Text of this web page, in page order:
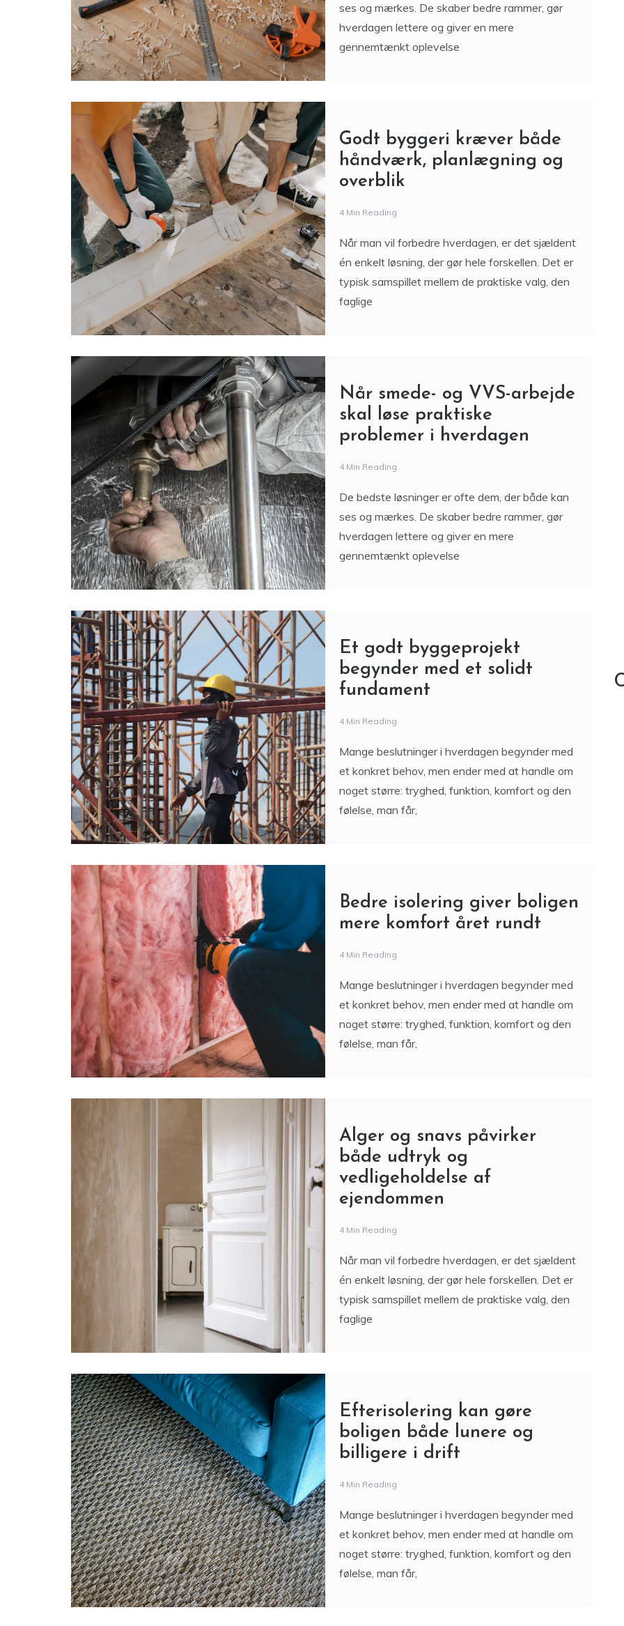
ses og mærkes. De skaber bedre rammer, gør
hverdagen lettere og giver en mere
gennemtænkt oplevelse
Godt byggeri kræver både
håndværk, planlægning og
overblik
4 Min Reading
Når man vil forbedre hverdagen, er det sjældent
én enkelt løsning, der gør hele forskellen. Det er
typisk samspillet mellem de praktiske valg, den
faglige
Når smede- og VVS-arbejde
skal løse praktiske
problemer i hverdagen
4 Min Reading
De bedste løsninger er ofte dem, der både kan
ses og mærkes. De skaber bedre rammer, gør
hverdagen lettere og giver en mere
gennemtænkt oplevelse
Et godt byggeprojekt
begynder med et solidt
fundament
4 Min Reading
Mange beslutninger i hverdagen begynder med
et konkret behov, men ender med at handle om
noget større: tryghed, funktion, komfort og den
følelse, man får,
Bedre isolering giver boligen
mere komfort året rundt
4 Min Reading
Mange beslutninger i hverdagen begynder med
et konkret behov, men ender med at handle om
noget større: tryghed, funktion, komfort og den
følelse, man får,
Alger og snavs påvirker
både udtryk og
vedligeholdelse af
ejendommen
4 Min Reading
Når man vil forbedre hverdagen, er det sjældent
én enkelt løsning, der gør hele forskellen. Det er
typisk samspillet mellem de praktiske valg, den
faglige
Efterisolering kan gøre
boligen både lunere og
billigere i drift
4 Min Reading
Mange beslutninger i hverdagen begynder med
et konkret behov, men ender med at handle om
noget større: tryghed, funktion, komfort og den
følelse, man får,